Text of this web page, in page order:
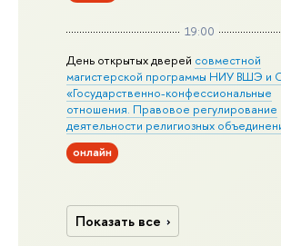
19:00
День открытых дверей совместной
магистерской программы НИУ ВШЭ
«Государственно-конфессиональные
отношения. Правовое регулирование
деятельности религиозных
онлайн
Показать все